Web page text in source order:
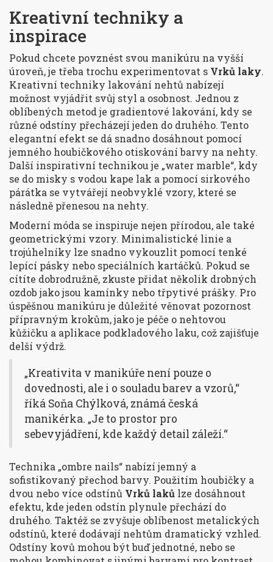
Kreativní techniky a
inspirace
Pokud chcete povznést svou manikúru na vyšší
úroveň, je třeba trochu experimentovat s Vrků laky.
Kreativní techniky lakování nehtů nabízejí
možnost vyjádřit svůj styl a osobnost. Jednou z
oblíbených metod je gradientové lakování, kdy se
různé odstíny přecházejí jeden do druhého. Tento
elegantní efekt se dá snadno dosáhnout pomocí
jemného houbičkového otiskování barvy na nehty.
Další inspirativní technikou je „water marble“, kdy
se do misky s vodou kape lak a pomocí sirkového
párátka se vytvářejí neobvyklé vzory, které se
následně přenesou na nehty.
Moderní móda se inspiruje nejen přírodou, ale také
geometrickými vzory. Minimalistické linie a
trojúhelníky lze snadno vykouzlit pomocí tenké
lepící pásky nebo speciálních kartáčků. Pokud se
cítíte dobrodružně, zkuste přidat několik drobných
ozdob jako jsou kamínky nebo třpytivé prášky. Pro
úspěšnou manikúru je důležité věnovat pozornost
přípravným krokům, jako je péče o nehtovou
kůžičku a aplikace podkladového laku, což zajišťuje
delší výdrž.
„Kreativita v manikúře není pouze o
dovednosti, ale i o souladu barev a vzorů,“
říká Soňa Chýlková, známá česká
manikérka. „Je to prostor pro
sebevyjádření, kde každý detail záleží.“
Technika „ombre nails“ nabízí jemný a
sofistikovaný přechod barvy. Použitím houbičky a
dvou nebo více odstínů Vrků laků lze dosáhnout
efektu, kde jeden odstín plynule přechází do
druhého. Taktéž se zvyšuje oblíbenost metalických
odstínů, které dodávají nehtům dramatický vzhled.
Odstíny kovů mohou být buď jednotné, nebo se